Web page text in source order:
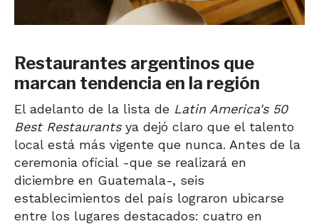
Restaurantes argentinos que
marcan tendencia en la región
El adelanto de la lista de Latin America's 50
Best Restaurantsya dejó claro que el talento
local está más vigente que nunca. Antes de la
ceremonia oficial -que se realizará en
diciembre en Guatemala-, seis
establecimientos del país lograron ubicarse
entre los lugares destacados: cuatro en